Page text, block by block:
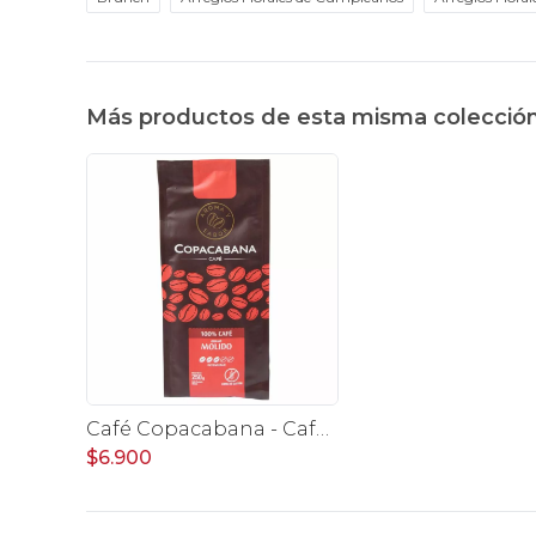
Más productos de esta misma
Café Copacabana - Café de grano molido 250 gr.
$6.900